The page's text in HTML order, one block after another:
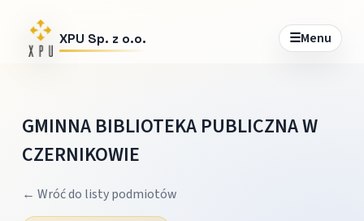
XPU Sp. z o.o. ☰Menu
GMINNA BIBLIOTEKA PUBLICZNA W
CZERNIKOWIE
← Wróć do listy podmiotów